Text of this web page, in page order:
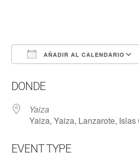
AÑADIR AL CALENDARIO
DONDE
Yaiza
Yaiza, Yaiza, Lanzarote,
EVENT TYPE